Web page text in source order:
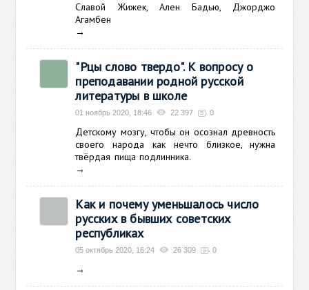
Славой Жижек, Ален Бадью, Джорджо
Агамбен
→
"Рцы слово твердо". К вопросу о
преподавании родной русской
литературы в школе
01 ноябрь 2020, 18:46 22 397 0
Детскому мозгу, чтобы он осознал древность
своего народа как нечто близкое, нужна
твёрдая пища подлинника.
→
Как и почему уменьшалось число
русских в бывших советских
республиках
05 октябрь 2020, 16:24 26 309 0
→